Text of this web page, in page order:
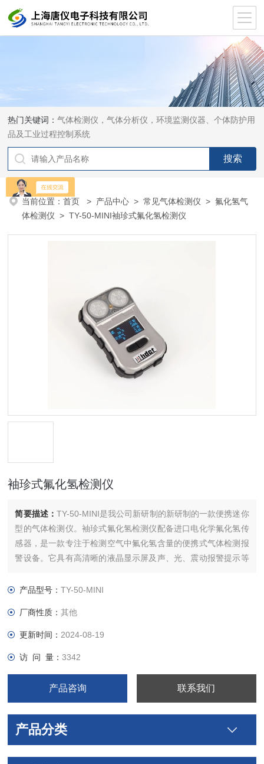
热门关键词：气体检测仪，气体分析仪，环境监测仪器、个体防护用
品及工业过程控制系统
当前位置：首页 > 产品中心 >常见气体检测仪 >氟化氢气
体检测仪 > TY-50-MINI袖珍式氟化氢检测仪
袖珍式氟化氢检测仪
简要描述： TY-50-MINI是我公司新研制的新研制的一款便携迷你
型的气体检测仪。袖珍式氟化氢检测仪配备进口电化学氟化氢传
感器，是一款专注于检测空气中氟化氢含量的便携式气体检测报
警设备。它具有高清晰的液晶显示屏及声、光、震动报警提示等
示操作人员进行预防。
产品型号：TY-50-MINI
厂商性质：其他
更新时间： 2024-08-19
访 问 量：3342
产品咨询 联系我们
产品分类